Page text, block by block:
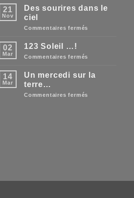
is
21
Nov
Des sourires dans le
ciel
Commentaires fermés
02
Mar
123 Soleil …!
Commentaires fermés
…!
14
Mar
Un mercedi sur la
terre…
Commentaires fermés